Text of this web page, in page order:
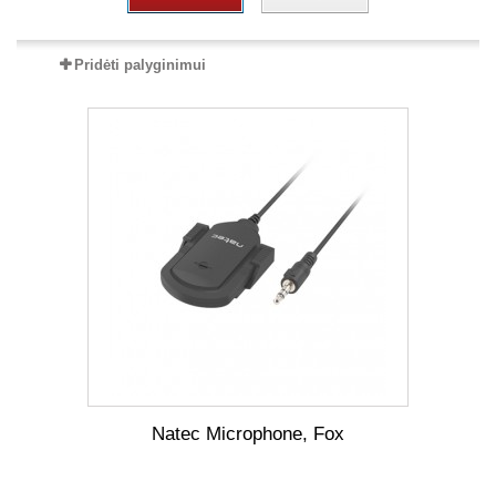
Pridėti palyginimui
Natec Microphone, Fox